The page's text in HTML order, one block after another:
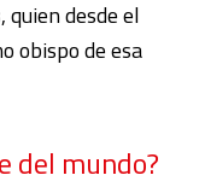
, quien desde el
obispo de esa
del mundo?